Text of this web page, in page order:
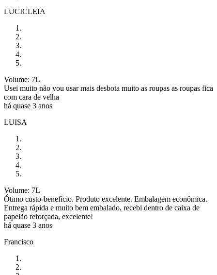
LUCICLEIA
Volume: 7L
Usei muito não vou usar mais desbota muito as roupas as roupas fica
com cara de velha
há quase 3 anos
LUISA
Volume: 7L
Ótimo custo-benefício. Produto excelente. Embalagem econômica.
Entrega rápida e muito bem embalado, recebi dentro de caixa de
papelão reforçada, excelente!
há quase 3 anos
Francisco